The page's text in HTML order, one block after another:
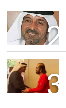
2
3